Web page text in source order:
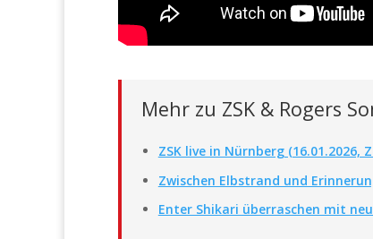
Mehr zu ZSK & Rogers
ZSK live in Nürnberg (16.01.2026,
Zwischen Elbstrand und
Enter Shikari überraschen mit